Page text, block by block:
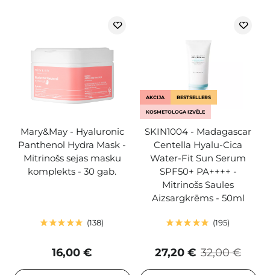
Mary&May - Hyaluronic
Panthenol Hydra Mask -
Mitrinošs sejas masku
komplekts - 30 gab.
138
16,00 €
AKCIJA BESTSELLERS
KOSMETOLOGA IZVĒLE
SKIN1004 - Madagascar
Centella Hyalu-Cica
Water-Fit Sun Serum
SPF50+ PA++++ -
Mitrinošs Saules
Aizsargkrēms - 50ml
195
32,00 €
27,20 €